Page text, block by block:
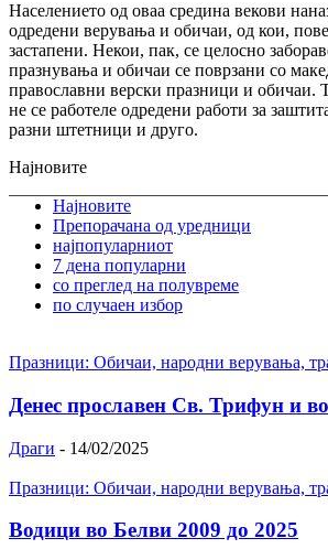
Населението од оваа средина векови
одредени верувања и обичаи, од кои,
застапени. Некои, пак, се целосно
празнувања и обичаи се поврзани со
православни верски празници и обичаи.
не се работеле одредени работи за
разни штетници и друго.
Најновите
Најновите
Препорачана од уредници
најпопуларниот
7 дена популарни
со преглед на полувреме
по случаен избор
Празници: Обичаи, народни верувања,
Денес прославен Св. Трифун и
Драги - 14/02/2025
Празници: Обичаи, народни верувања,
Водици во Белви 2009 до 2025